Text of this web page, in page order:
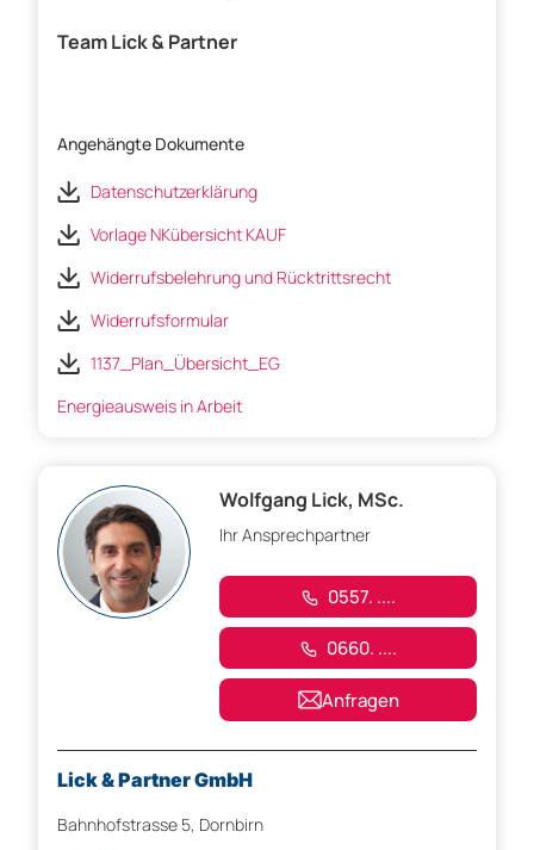
Team Lick & Partner
Angehängte Dokumente
Datenschutzerklärung
Vorlage NKübersicht KAUF
Widerrufsbelehrung und Rücktrittsrecht
Widerrufsformular
1137_Plan_Übersicht_EG
Energieausweis in Arbeit
Wolfgang Lick, MSc.
Ihr Ansprechpartner
0557. ....
0660. ....
Anfragen
Lick & Partner GmbH
Bahnhofstrasse 5, Dornbirn